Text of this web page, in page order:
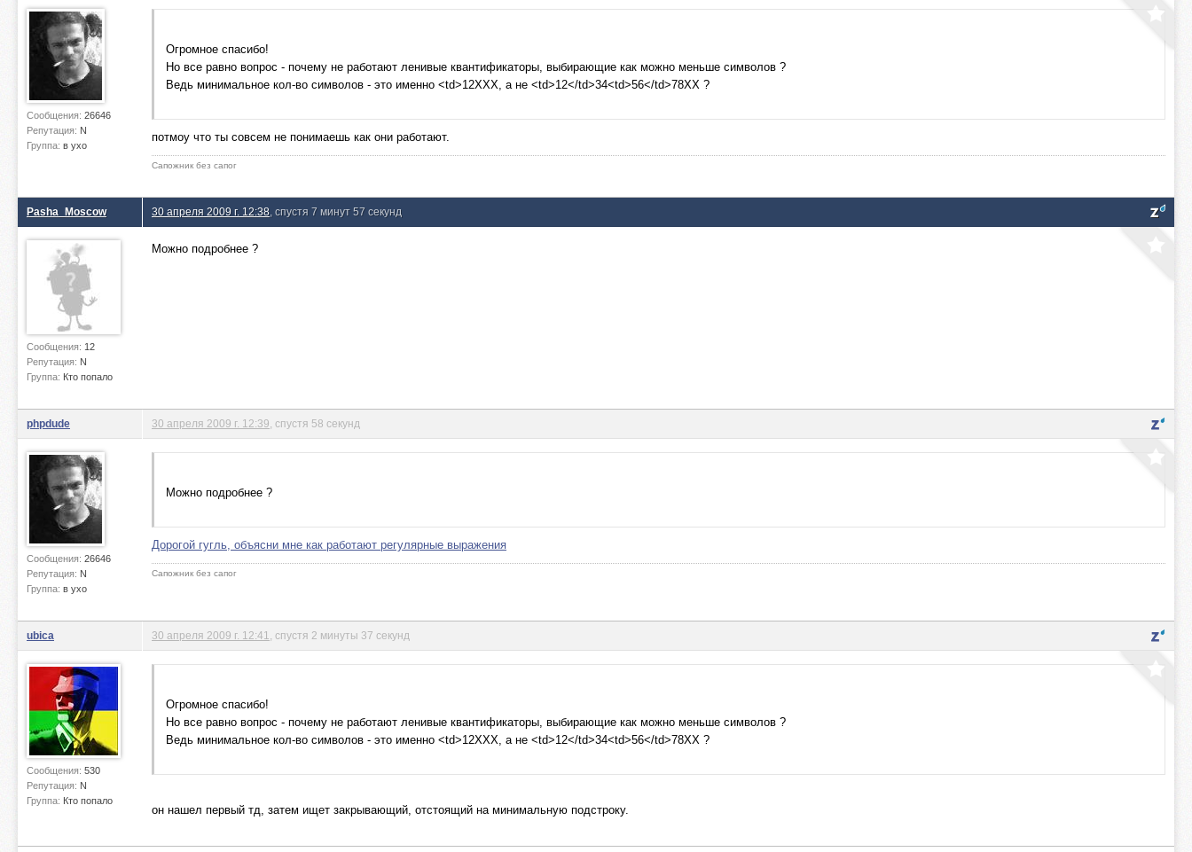
Сообщения: 26646
Репутация: N
Группа: в ухо
Огромное спасибо!
Но все равно вопрос - почему не работают ленивые квантификаторы, выбирающие как можно меньше символов ?
Ведь минимальное кол-во символов - это именно <td>12XXX, а не <td>12</td>34<td>56</td>78XX ?
потмоу что ты совсем не понимаешь как они работают.
Сапожник без сапог
Pasha_Moscow
Сообщения: 12
Репутация: N
Группа: Кто попало
30 апреля 2009 г. 12:38 , спустя 7 минут 57 секунд
Можно подробнее ?
phpdude
Сообщения: 26646
Репутация: N
Группа: в ухо
30 апреля 2009 г. 12:39 , спустя 58 секунд
Можно подробнее ?
Дорогой гугль, объясни мне как работают регулярные выражения
Сапожник без сапог
ubica
Сообщения: 530
Репутация: N
Группа: Кто попало
30 апреля 2009 г. 12:41 , спустя 2 минуты 37 секунд
Огромное спасибо!
Но все равно вопрос - почему не работают ленивые квантификаторы, выбирающие как можно меньше символов ?
Ведь минимальное кол-во символов - это именно <td>12XXX, а не <td>12</td>34<td>56</td>78XX ?
он нашел первый тд, затем ищет закрывающий, отстоящий на минимальную подстроку.